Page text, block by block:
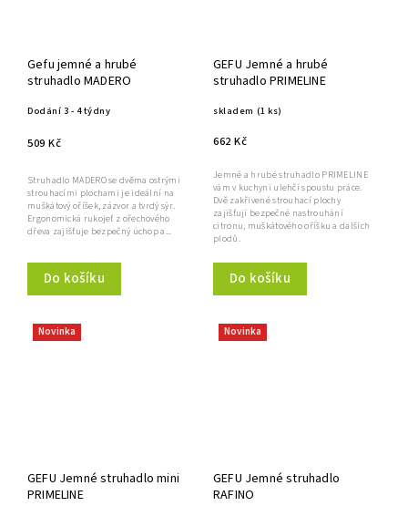
Gefu jemné a hrubé
struhadlo MADERO
Dodání 3 - 4 týdny
509 Kč
Do košíku
Struhadlo MADERO se dvěma ostrými
strouhacími plochami je ideální na
muškátový oříšek, zázvor a tvrdý sýr.
Ergonomická rukojeť z ořechového
dřeva zajišťuje bezpečný úchop a...
GEFU Jemné a hrubé
struhadlo PRIMELINE
skladem (1 ks)
662 Kč
Do košíku
Jemné a hrubé struhadlo PRIMELINE
vám v kuchyni ulehčí spoustu práce.
Dvě zakřivené strouhací plochy
zajišťují bezpečné nastrouhání
citronu, muškátového oříšku a dalších
plodů.
Novinka
GEFU Jemné struhadlo mini
PRIMELINE
Novinka
GEFU Jemné struhadlo
RAFINO